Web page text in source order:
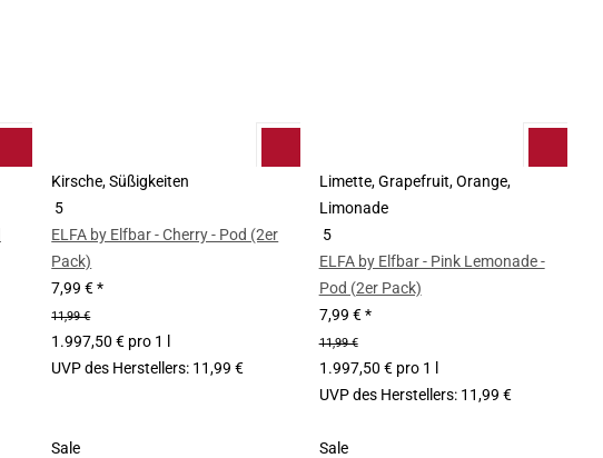
Kirsche, Süßigkeiten
5
ELFA by Elfbar - Cherry - Pod (2er
Pack)
7,99 €*
11,99 €
1.997,50 € pro 1 l
UVP des Herstellers: 11,99 €
Limette, Grapefruit, Orange,
Limonade
5
ELFA by Elfbar - Pink Lemonade -
Pod (2er Pack)
7,99 €*
11,99 €
1.997,50 € pro 1 l
UVP des Herstellers: 11,99 €
Sale Sale